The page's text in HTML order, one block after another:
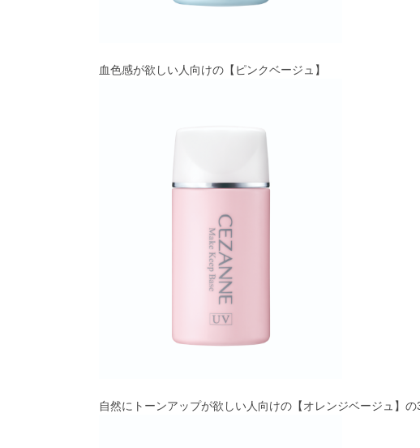
血色感が欲しい人向けの【 ピンクベージュ】
自然にトーンアップが欲しい人向けの【オレンジベージュ】の